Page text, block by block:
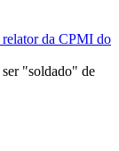
da CPMI do
"soldado" de